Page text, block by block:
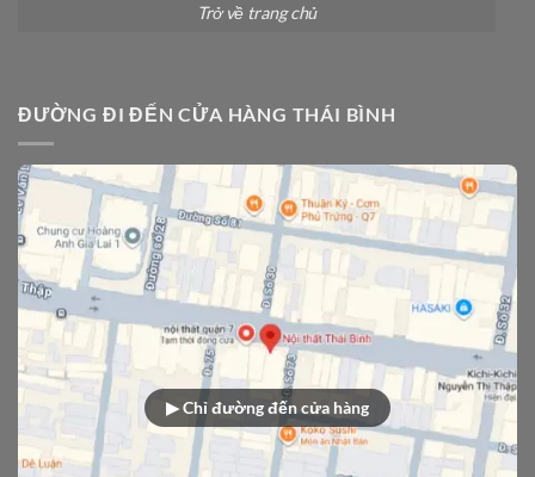
Trở về trang chủ
ĐƯỜNG ĐI ĐẾN CỬA HÀNG THÁI BÌNH
▶ Chỉ đường đến cửa hàng